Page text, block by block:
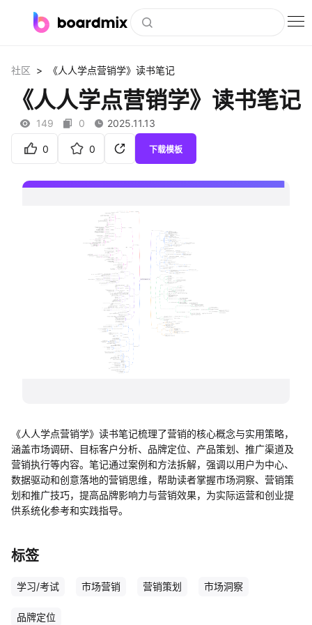
社区资源
下载
知识分享社区
社区 > 《人人学点营销学》读书笔记
《人人学点营销学》读书笔记
149 0 2025.11.13
0 0 下载模板
《人人学点营销学》读书笔记梳理了营销的核心概念与实用策略，
涵盖市场调研、目标客户分析、品牌定位、产品策划、推广渠道及
营销执行等内容。笔记通过案例和方法拆解，强调以用户为中心、
数据驱动和创意落地的营销思维，帮助读者掌握市场洞察、营销策
划和推广技巧，提高品牌影响力与营销效果，为实际运营和创业提
供系统化参考和实践指导。
标签
学习/考试 市场营销 营销策划 市场洞察
品牌定位